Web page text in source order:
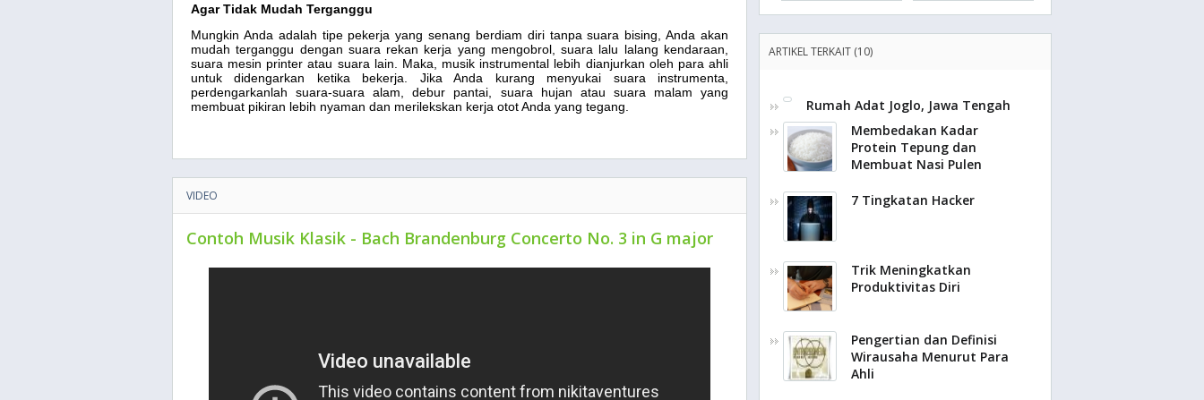
Agar Tidak Mudah Terganggu
Mungkin Anda adalah tipe pekerja yang senang berdiam diri tanpa suara bising, Anda akan
mudah terganggu dengan suara rekan kerja yang mengobrol, suara lalu lalang kendaraan,
suara mesin printer atau suara lain. Maka, musik instrumental lebih dianjurkan oleh para ahli
untuk didengarkan ketika bekerja. Jika Anda kurang menyukai suara instrumenta,
perdengarkanlah suara-suara alam, debur pantai, suara hujan atau suara malam yang
membuat pikiran lebih nyaman dan merilekskan kerja otot Anda yang tegang.
VIDEO
Contoh Musik Klasik - Bach Brandenburg Concerto No. 3 in G major
ARTIKEL TERKAIT (10)
Rumah Adat Joglo, Jawa Tengah
Membedakan Kadar
Protein Tepung dan
Membuat Nasi Pulen
7 Tingkatan Hacker
Trik Meningkatkan
Produktivitas Diri
Pengertian dan Definisi
Wirausaha Menurut Para
Ahli